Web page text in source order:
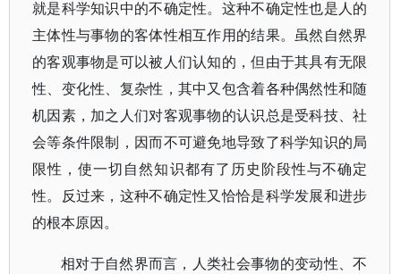
就是科学知识中的不确定性。这种不确定性也是人的
主体性与事物的客体性相互作用的结果。虽然自然界
的客观事物是可以被人们认知的，但由于其具有无限
性、变化性、复杂性，其中又包含着各种偶然性和随
机因素，加之人们对客观事物的认识总是受科技、社
会等条件限制，因而不可避免地导致了科学知识的局
限性，使一切自然知识都有了历史阶段性与不确定
性。反过来，这种不确定性又恰恰是科学发展和进步
的根本原因。
相对于自然界而言，人类社会事物的变动性、不